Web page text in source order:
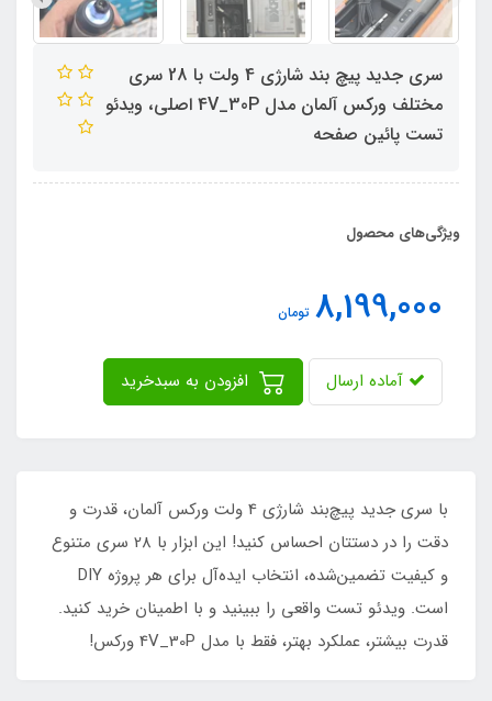
سری جدید پیچ بند شارژی 4 ولت با 28 سری
مختلف ورکس آلمان مدل 4V_30P اصلی، ویدئو
تست پائین صفحه
ویژگی‌های محصول
8,199,000 تومان
آماده ارسال
با سری جدید پیچ‌بند شارژی 4 ولت ورکس آلمان، قدرت و
دقت را در دستتان احساس کنید! این ابزار با 28 سری متنوع
و کیفیت تضمین‌شده، انتخاب ایده‌آل برای هر پروژه‌ DIY
است. ویدئو تست واقعی را ببینید و با اطمینان خرید کنید.
قدرت بیشتر، عملکرد بهتر، فقط با مدل 4V_30P ورکس!